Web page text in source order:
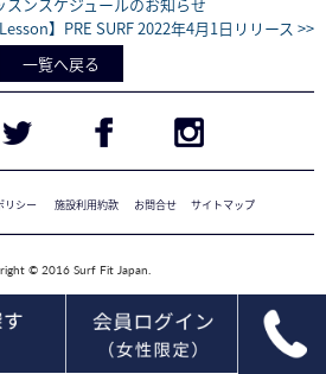
Lesson】PRE SURF 2022年4月1日リリース >>
一覧へ戻る
リシー 施設利用約款 お問合せ サイトマップ
© 2016 Surf Fit Japan.